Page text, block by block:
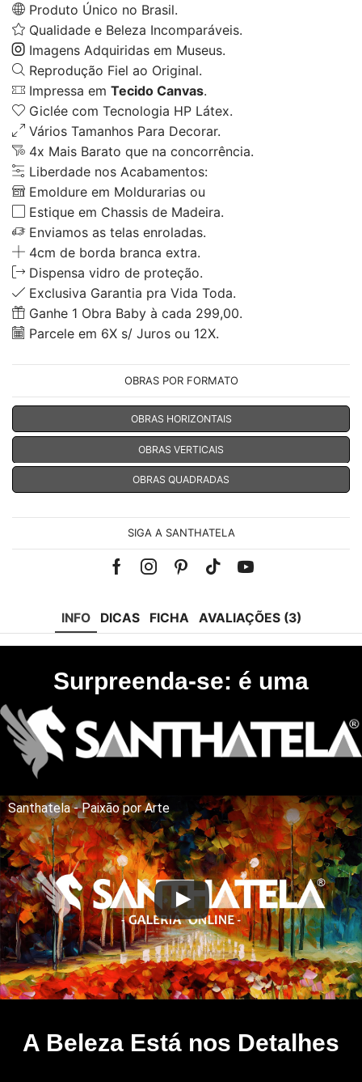
Produto Único no Brasil.
Qualidade e Beleza Incomparáveis.
Imagens Adquiridas em Museus.
Reprodução Fiel ao Original.
Impressa em Tecido Canvas.
Giclée com Tecnologia HP Látex.
Vários Tamanhos Para Decorar.
4x Mais Barato que na concorrência.
Liberdade nos Acabamentos:
Emoldure em Moldurarias ou
Estique em Chassis de Madeira.
Enviamos as telas enroladas.
4cm de borda branca extra.
Dispensa vidro de proteção.
Exclusiva Garantia pra Vida Toda.
Ganhe 1 Obra Baby à cada 299,00.
Parcele em 6X s/ Juros ou 12X.
OBRAS POR FORMATO
OBRAS HORIZONTAIS
OBRAS VERTICAIS
OBRAS QUADRADAS
SIGA A SANTHATELA
Facebook
Instagram
Pinterest
Tik-Youtube
INFO DICAS FICHA AVALIAÇÕES (3)
Surpreenda-se: é uma
Santhatela - Paixão por Arte
A Beleza Está nos Detalhes